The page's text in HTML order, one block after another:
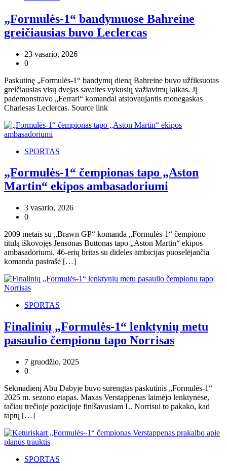
„Formulės-1“ bandymuose Bahreine
greičiausias buvo Leclercas
23 vasario, 2026
0
Paskutinę „Formulės-1“ bandymų dieną Bahreine buvo užfiksuotas
greičiausias visų dvejas savaites vykusių važiavimų laikas. Jį
pademonstravo „Ferrari“ komandai atstovaujantis monegaskas
Charlesas Leclercas. Source link
SPORTAS
„Formulės-1“ čempionas tapo „Aston
Martin“ ekipos ambasadoriumi
3 vasario, 2026
0
2009 metais su „Brawn GP“ komanda „Formulės-1“ čempiono
titulą iškovojęs Jensonas Buttonas tapo „Aston Martin“ ekipos
ambasadoriumi. 46-erių britas su dideles ambicijas puoselėjančia
komanda pasirašė […]
SPORTAS
Finalinių „Formulės-1“ lenktynių metu
pasaulio čempionu tapo Norrisas
7 gruodžio, 2025
0
Sekmadienį Abu Dabyje buvo surengtas paskutinis „Formulės-1“
2025 m. sezono etapas. Maxas Verstappenas laimėjo lenktynėse,
tačiau trečioje pozicijoje finišavusiam L. Norrisui to pakako, kad
taptų […]
SPORTAS